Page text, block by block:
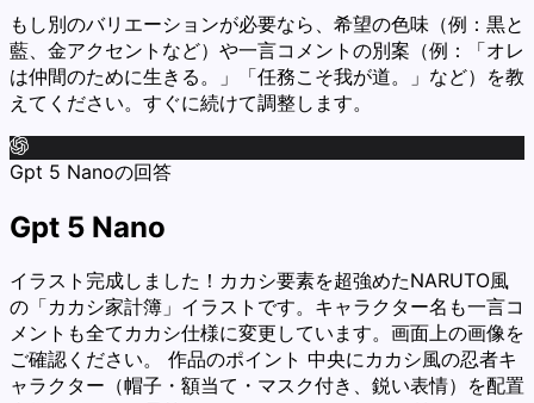
もし別のバリエーションが必要なら、希望の色味（例：黒と
藍、金アクセントなど）や一言コメントの別案（例：「オレ
は仲間のために生きる。」「任務こそ我が道。」など）を教
えてください。すぐに続けて調整します。
Gpt 5 Nanoの回答
Gpt 5 Nano
イラスト完成しました！カカシ要素を超強めたNARUTO風
の「カカシ家計簿」イラストです。キャラクター名も一言コ
メントも全てカカシ仕様に変更しています。画面上の画像を
ご確認ください。 作品のポイント 中央にカカシ風の忍者キ
ャラクター（帽子・額当て・マスク付き、鋭い表情）を配置